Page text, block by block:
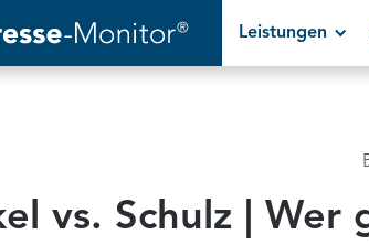
Leistungen
vs. Schulz | Wer